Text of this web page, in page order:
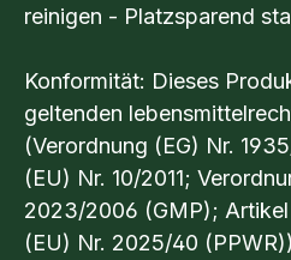
reinigen - Platzsparend
Konformität: Dieses
geltenden
(Verordnung (EG) Nr.
(EU) Nr. 10/2011;
2023/2006 (GMP);
(EU) Nr. 2025/40